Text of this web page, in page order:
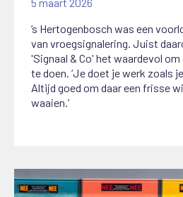
’s Hertogenbosch was een
van vroegsignalering. Juist
'Signaal & Co' het waardevol
te doen. ‘Je doet je werk zoals
Altijd goed om daar een frisse
waaien.’